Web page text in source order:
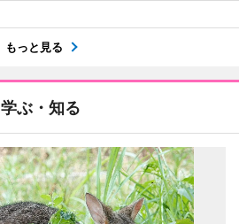
もっと見る
学ぶ・知る